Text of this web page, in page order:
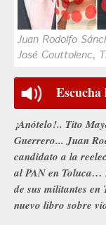
Juan Rodolfo
José Couttolenc,
¡Anótelo!.. Tito
Guerrero... Juan
candidato a la
al PAN en Toluca…
de sus militantes
nuevo libro sobre